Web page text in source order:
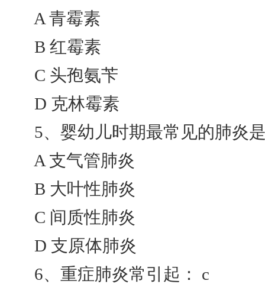
A 青霉素
B 红霉素
C 头孢氨苄
D 克林霉素
5、婴幼儿时期最常见的肺炎
A 支气管肺炎
B 大叶性肺炎
C 间质性肺炎
D 支原体肺炎
6、重症肺炎常引起： c